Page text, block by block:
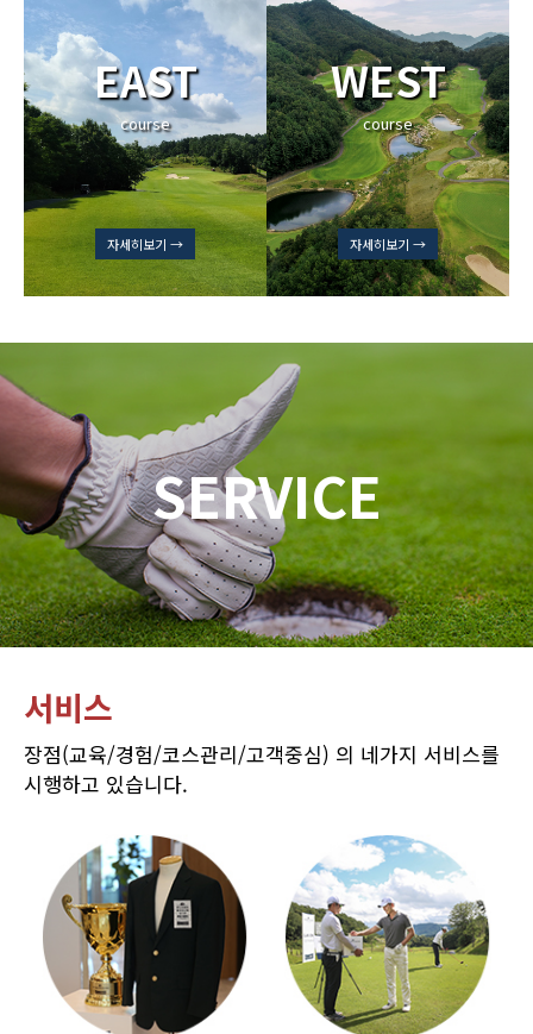
EAST
course
자세히보기 →
WEST
course
자세히보기 →
SERVICE
서비스
장점(교육/경험/코스관리/고객중심) 의 네가지 서비스를
시행하고 있습니다.